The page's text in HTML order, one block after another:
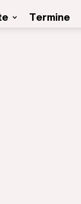
Termine